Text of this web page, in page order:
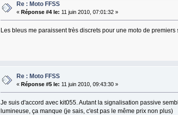
Re : Moto FFSS
« Réponse #4 le: 11 juin 2010, 07:01:32 »
Les bleus me paraissent très discrets pour une moto de premiers
Re : Moto FFSS
«Réponse #5 le: 11 juin 2010, 09:43:30 »
Je suis d'accord avec kit055. Autant la signalisation passive
lumineuse, ça manque (je sais, c'est pas le même prix non plus)